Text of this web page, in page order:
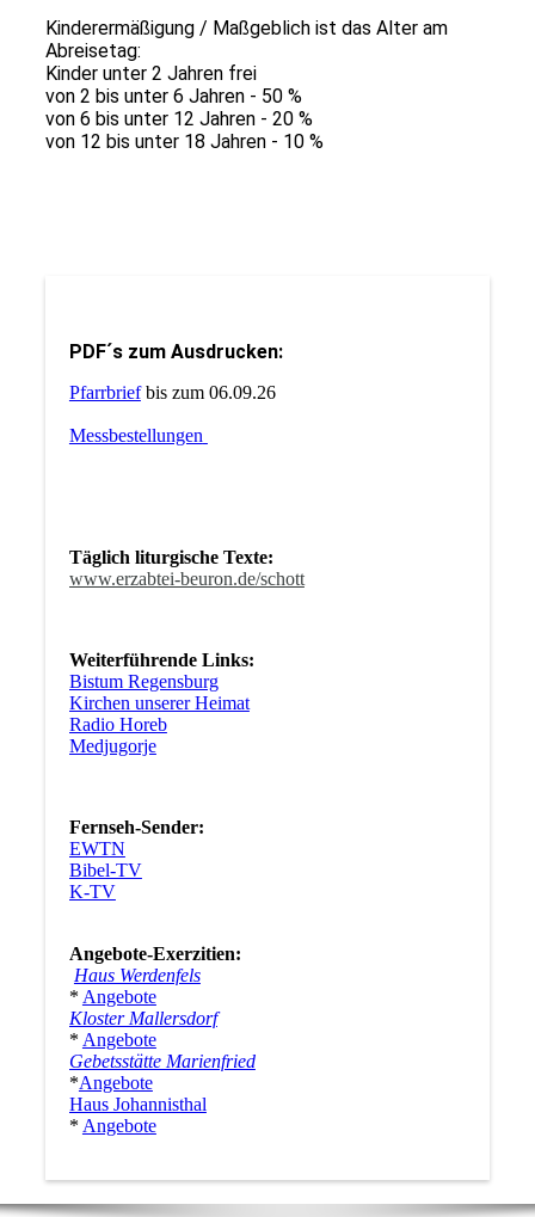
Kinderermäßigung / Maßgeblich ist das Alter am
Abreisetag:
Kinder unter 2 Jahren frei
von 2 bis unter 6 Jahren - 50 %
von 6 bis unter 12 Jahren - 20 %
von 12 bis unter 18 Jahren - 10 %
PDF´s zum Ausdrucken:
Pfarrbriefbis zum 06.09.26
Messbestellungen
Täglich liturgische Texte:
www.erzabtei-beuron.de/schott
Weiterführende Links:
Bistum Regensburg
Kirchen unserer Heimat
Radio Horeb
Medjugorje
Fernseh-Sender:
EWTN
Bibel-TV
K-TV
Angebote-Exerzitien:
Haus Werdenfels
* Angebote
Kloster Mallersdorf
* Angebote
Gebetsstätte Marienfried
*Angebote
Haus Johannisthal
* Angebote